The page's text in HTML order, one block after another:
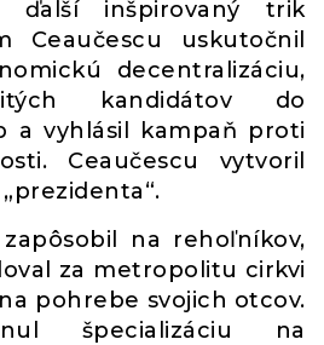
ďalší inšpirovaný trik
Ceaučescu uskutočnil
decentralizáciu,
kandidátov do
a vyhlásil kampaň proti
Ceaučescu vytvoril
na rehoľníkov,
za metropolitu cirkvi
pohrebe svojich otcov.
špecializáciu na